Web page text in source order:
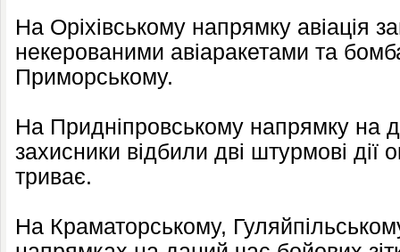
На Оріхівському напрямку авіація
некерованими авіаракетами та
Приморському.
На Придніпровському напрямку на
захисники відбили дві штурмові дії
триває.
На Краматорському,